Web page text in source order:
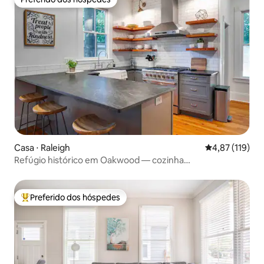
Preferido dos hóspedes
Casa ⋅ Raleigh 4,87 de uma
4,87 (119)
Refúgio histórico em Oakwood — cozinha
Entre os melhores preferidos dos hóspedes
Preferido dos hóspedes